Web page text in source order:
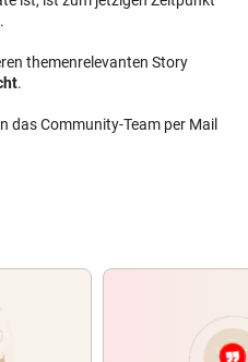
themenrelevanten Story
.
das Community-Team per Mail